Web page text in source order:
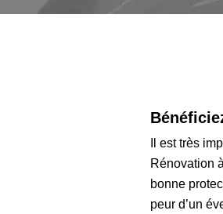
Il est très
Rénovation
bonne
peur d’un